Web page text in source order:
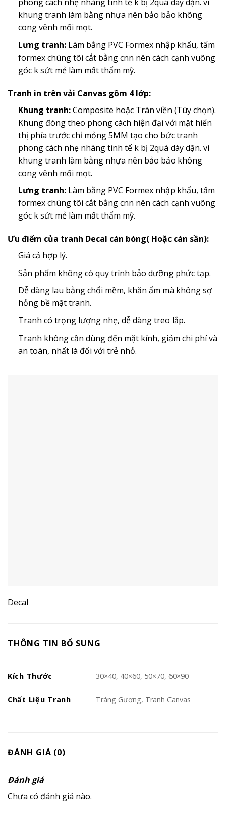
khung tranh làm bằng nhựa nên bảo bảo không
cong vênh mối mọt.
Lưng tranh:Làm bằng PVC Formex nhập khẩu, tấm
formex chúng tôi cắt bằng cnn nên cách cạnh vuông
góc k sứt mẻ làm mất thẩm mỹ.
Tranh in trên vải Canvas gồm 4 lớp:
Khung tranh:Composite hoặc Tràn viền (Tùy chọn).
Khung đóng theo phong cách hiện đại với mặt hiển
thị phía trước chỉ mỏng 5MM tạo cho bức tranh
phong cách nhẹ nhàng tinh tế k bị 2quá dày dặn. vì
khung tranh làm bằng nhựa nên bảo bảo không
cong vênh mối mọt.
Lưng tranh:Làm bằng PVC Formex nhập khẩu, tấm
formex chúng tôi cắt bằng cnn nên cách cạnh vuông
góc k sứt mẻ làm mất thẩm mỹ.
Ưu điểm của tranh Decal cán bóng( Hoặc cán sần):
Giá cả hợp lý.
Sản phẩm không có quy trình bảo dưỡng phức tạp.
Dễ dàng lau bằng chổi mềm, khăn ẩm mà không sợ
hỏng bề mặt tranh.
Tranh có trọng lượng nhẹ, dễ dàng treo lắp.
Tranh không cần dùng đến mặt kính, giảm chi phí và
an toàn, nhất là đối với trẻ nhỏ.
Decal
THÔNG TIN BỔ SUNG
Kích Thước 30×40, 40×60, 50×70, 60×90
Chất Liệu Tranh Tráng Gương, Tranh Canvas
ĐÁNH GIÁ (0)
Đánh giá
Chưa có đánh giá nào.